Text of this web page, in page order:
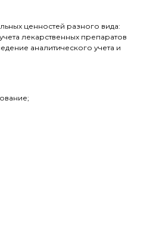
ценностей разного вида:
лекарственных препаратов
аналитического учета и